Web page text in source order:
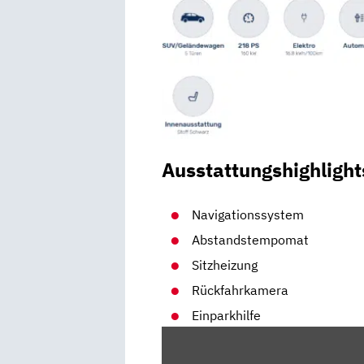
Navigationssystem
Abstandstempomat
Sitzheizung
Rückfahrkamera
Einparkhilfe